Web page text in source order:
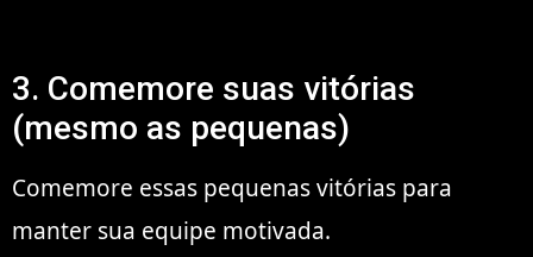
3. Comemore suas vitórias
(mesmo as pequenas)
Comemore essas pequenas vitórias para
manter sua equipe motivada.